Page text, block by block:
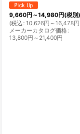
9,660円 ～14,980円(税別)
(税込 : 10,626円 ～16,478円
メーカーカタログ価格:
13,800円 ～21,400円